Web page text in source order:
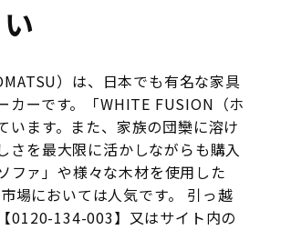
）は、日本でも有名な家具
カーです。「WHITE FUSION（ホ
ます。また、家族の団欒に溶け
さを最大限に活かしながらも購入
ファ」や様々な木材を使用した
場においては人気です。 引っ越
0120-134-003】又はサイト内の